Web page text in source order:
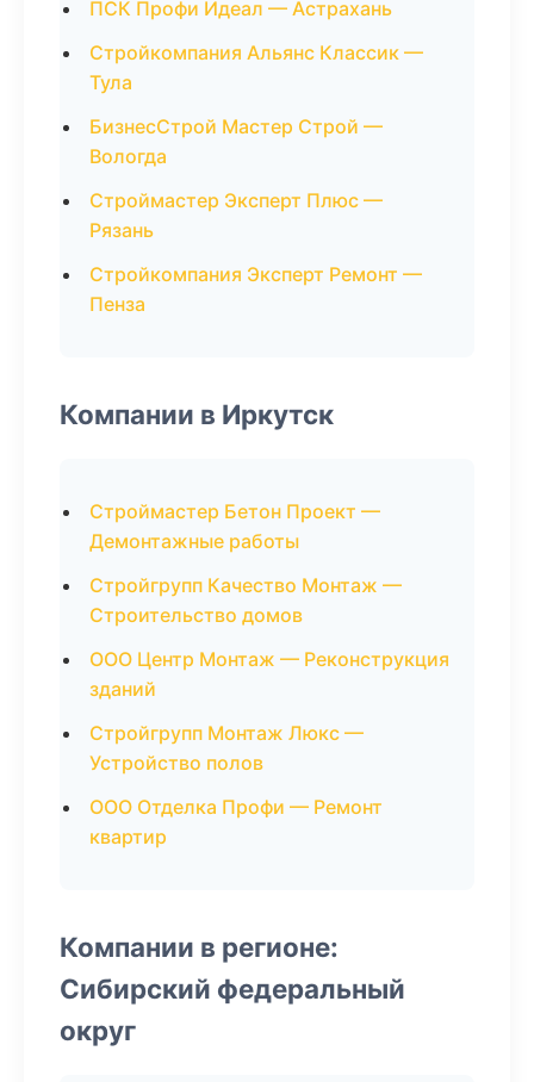
ПСК Профи Идеал — Астрахань
Стройкомпания Альянс Классик —
Тула
БизнесСтрой Мастер Строй —
Вологда
Строймастер Эксперт Плюс —
Рязань
Стройкомпания Эксперт Ремонт —
Пенза
Компании в Иркутск
Строймастер Бетон Проект —
Демонтажные работы
Стройгрупп Качество Монтаж —
Строительство домов
ООО Центр Монтаж — Реконструкция
зданий
Стройгрупп Монтаж Люкс —
Устройство полов
ООО Отделка Профи — Ремонт
квартир
Компании в регионе:
Сибирский федеральный
округ